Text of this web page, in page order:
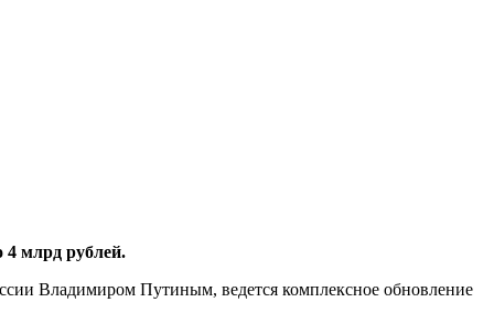
млрд рублей.
Владимиром Путиным, ведется комплексное обновление